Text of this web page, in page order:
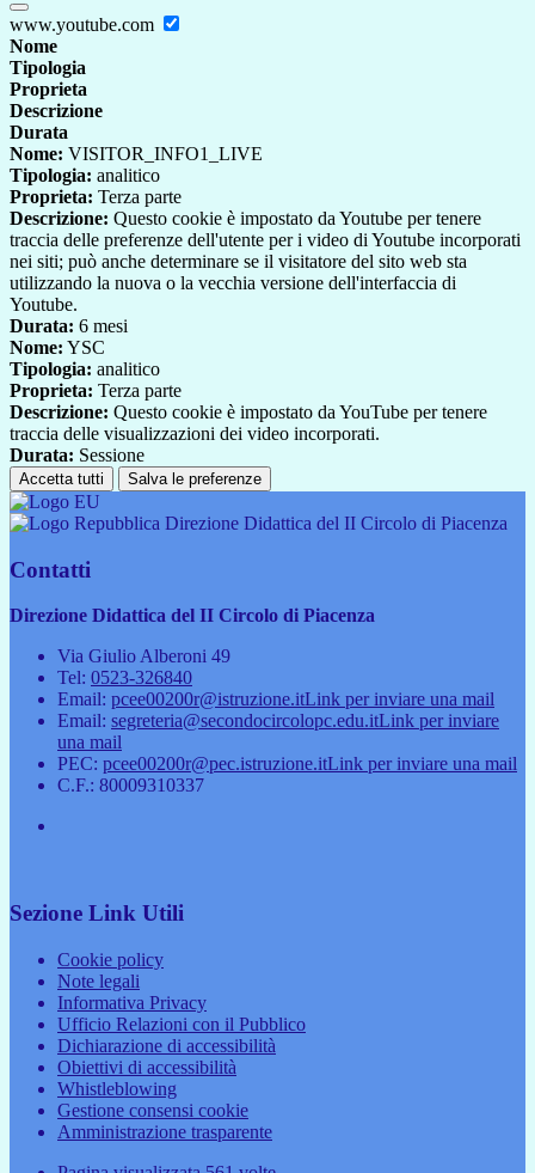
www.youtube.com
Nome
Tipologia
Proprieta
Descrizione
Durata
Nome: VISITOR_INFO1_LIVE
Tipologia: analitico
Proprieta: Terza parte
Descrizione: Questo cookie è impostato da Youtube per tenere
traccia delle preferenze dell'utente per i video di Youtube incorporati
nei siti; può anche determinare se il visitatore del sito web sta
utilizzando la nuova o la vecchia versione dell'interfaccia di
Youtube.
Durata: 6 mesi
Nome: YSC
Tipologia: analitico
Proprieta: Terza parte
Descrizione: Questo cookie è impostato da YouTube per tenere
traccia delle visualizzazioni dei video incorporati.
Durata: Sessione
Accetta tutti Salva le preferenze
Direzione Didattica del II Circolo di Piacenza
Contatti
Direzione Didattica del II Circolo di Piacenza
Via Giulio Alberoni 49
Tel: 0523-326840
Email: pcee00200r@istruzione.itLink per inviare una mail
Email: segreteria@secondocircolopc.edu.itLink per inviare
una mail
PEC: pcee00200r@pec.istruzione.itLink per inviare una mail
C.F.: 80009310337
Sezione Link Utili
Cookie policy
Note legali
Informativa Privacy
Ufficio Relazioni con il Pubblico
Dichiarazione di accessibilità
Obiettivi di accessibilità
Whistleblowing
Gestione consensi cookie
Amministrazione trasparente